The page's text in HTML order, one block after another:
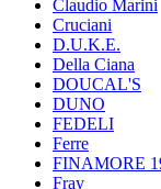
Claudio Marini
Cruciani
D.U.K.E.
Della Ciana
DOUCAL'S
DUNO
FEDELI
Ferre
FINAMORE
Fray